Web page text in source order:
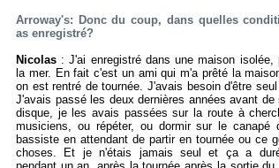
Arroway's: Donc du coup, dans quelles
as enregistré?
Nicolas : J'ai enregistré dans une maison isolée,
la mer. En fait c'est un ami qui m'a prêté la
on est rentré de tournée. J'avais besoin d'être
J'avais passé les deux dernières années avant de
disque, je les avais passées sur la route à
musiciens, ou répéter, ou dormir sur le canapé
bassiste en attendant de partir en tournée ou ce
choses. Et je n'étais jamais seul et ça a